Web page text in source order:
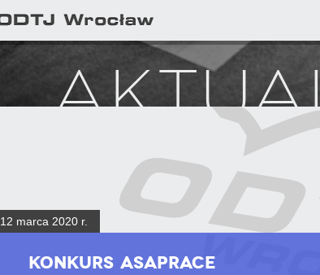
12 marca 2020 r.
Konkurs AsapRace